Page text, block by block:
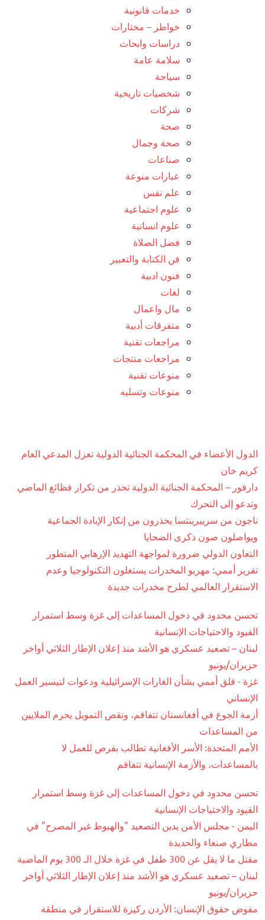
خدمات قانونية
خواطر – مختارات
دراسات وابحاث
سلامة عامة
سياحة
شخصيات تاريخية
شركات
صحة
صحة وجمال
صناعات
عبارات منوعة
علم نفس
علوم اجتماعية
علوم انسانية
فضل الصلاة
فن الكتابة والتعبير
فنون ادبية
لغات
مال واعمال
متفرقات أدبية
مراجعات تقنية
مراجعات منتجات
منوعات تقنية
منوعات وتسليه
الدول الأعضاء في المحكمة الجنائية الدولية تعزل المدعي العام
كريم خان
دارفور – المحكمة الجنائية الدولية تحذر من تكرار فظائع الماضي
وتدعو إلى التحرك
ناجون من سريبرينتسا يحذرون من إنكار الإبادة الجماعية
ويواصلون صون ذكرى الضحايا
التعاون الدولي ضرورة لمواجهة التهديد الإرهابي المتطور
تقرير أممي: مهربو المخدرات يستغلون التكنولوجيا وعدم
الاستقرار العالمي لطرح مخدرات جديدة
تحسن محدود في دخول المساعدات إلى غزة وسط استمرار
القيود والاحتياجات الإنسانية
لبنان – تصعيد عسكري هو الأشد منذ إعلان الإطار الثلاثي أواخر
حزيران/يونيو
غزة - قلق أممي بشأن الغارات الإسرائيلية ودعوات لتيسير العمل
الإنساني
أزمة الجوع في أفغانستان تتفاقم، ونقص التمويل يحرم الملايين
من المساعدات
الأمم المتحدة: الأسر الأفغانية تطالب بفرص للعمل لا
بالمساعدات، والأزمة الإنسانية تتفاقم
تحسن محدود في دخول المساعدات إلى غزة وسط استمرار
القيود والاحتياجات الإنسانية
اليمن - مجلس الأمن يدين التصعيد "والهبوط غير المصرح" في
مطاري صنعاء والحديدة
مقتل ما لا يقل عن 300 طفل في غزة خلال الـ 300 يوم الماضية
لبنان – تصعيد عسكري هو الأشد منذ إعلان الإطار الثلاثي أواخر
حزيران/يونيو
مفوض حقوق الإنسان: الأردن ركيزة للاستقرار في منطقة